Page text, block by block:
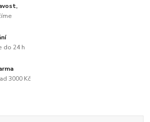
do 24 h
3000 Kč